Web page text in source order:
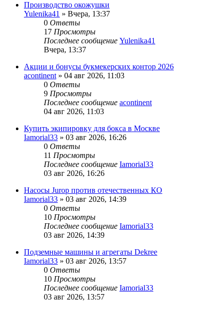
Производство окожушки
Yulenika41 » Вчера, 13:37
0 Ответы
17 Просмотры
Последнее сообщение Yulenika41
Вчера, 13:37
Акции и бонусы букмекерских контор 2026
acontinent » 04 авг 2026, 11:03
0 Ответы
9 Просмотры
Последнее сообщение acontinent
04 авг 2026, 11:03
Купить экипировку для бокса в Москве
Iamorial33 » 03 авг 2026, 16:26
0 Ответы
11 Просмотры
Последнее сообщение Iamorial33
03 авг 2026, 16:26
Насосы Jurop против отечественных КО
Iamorial33 » 03 авг 2026, 14:39
0 Ответы
10 Просмотры
Последнее сообщение Iamorial33
03 авг 2026, 14:39
Подземные машины и агрегаты Dekree
Iamorial33 » 03 авг 2026, 13:57
0 Ответы
10 Просмотры
Последнее сообщение Iamorial33
03 авг 2026, 13:57